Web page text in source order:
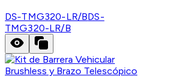
DS-TMG320-LR/BDS-
TMG320-LR/B